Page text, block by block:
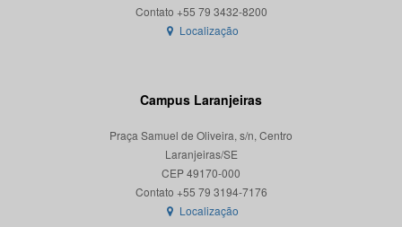
Localização
Campus Laranjeiras
Praça Samuel de Oliveira, s/n, Centro
Laranjeiras/SE
CEP 49170-000
Localização